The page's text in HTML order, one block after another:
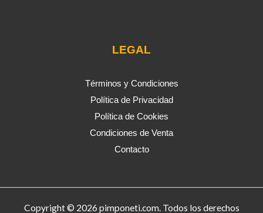
LEGAL
Términos y Condiciones
Política de Privacidad
Política de Cookies
Condiciones de Venta
Contacto
Copyright © 2026 pimponeti.com. Todos los derechos